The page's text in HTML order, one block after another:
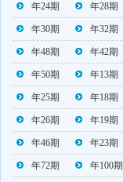
年24期 年28期
年30期 年32期
年48期 年42期
年50期 年13期
年25期 年18期
年26期 年19期
年46期 年23期
年72期 年100期